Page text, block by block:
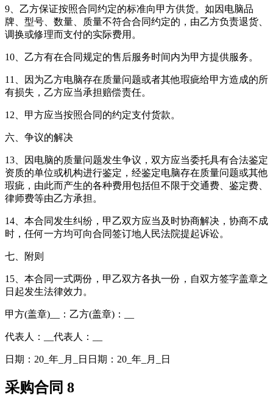
9、乙方保证按照合同约定的标准向甲方供货。如因电脑品
牌、型号、数量、质量不符合合同约定的，由乙方负责退货、
调换或修理而支付的实际费用。
10、乙方有在合同规定的售后服务时间内为甲方提供服务。
11、因为乙方电脑存在质量问题或者其他瑕疵给甲方造成的所
有损失，乙方应当承担赔偿责任。
12、甲方应当按照合同的约定支付货款。
六、争议的解决
13、因电脑的质量问题发生争议，双方应当委托具有合法鉴定
资质的单位或机构进行鉴定，经鉴定电脑存在质量问题或其他
瑕疵，由此而产生的各种费用包括但不限于交通费、鉴定费、
律师费等由乙方承担。
14、本合同发生纠纷，甲乙双方应当及时协商解决，协商不成
时，任何一方均可向合同签订地人民法院提起诉讼。
七、附则
15、本合同一式两份，甲乙双方各执一份，自双方签字盖章之
日起发生法律效力。
甲方(盖章)__：乙方(盖章)：__
代表人：__代表人：__
日期：20_年_月_日日期：20_年_月_日
采购合同 8